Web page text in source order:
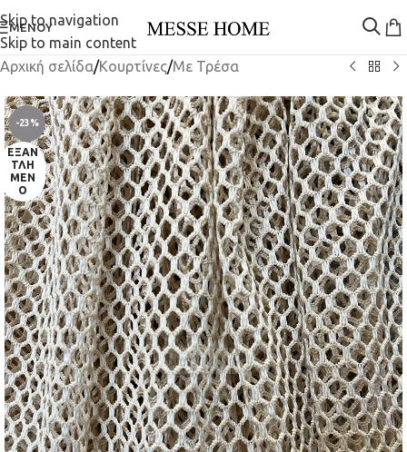
Skip to navigation
Skip to main content
ΜΕΝΟΎ
Αρχική σελίδα/Κουρτίνες/Mε Τρέσα
-23%
ΕΞΑΝ
ΤΛΗ
ΜΈΝ
Ο